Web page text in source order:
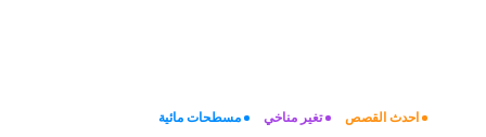
احدث القصص تغير مناخي مسطحات مائية